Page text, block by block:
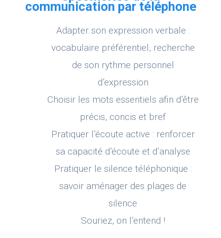
communication par téléphone
Adapter son expression verbale :
vocabulaire préférentiel, recherche
de son rythme personnel
d’expression
Choisir les mots essentiels afin d’être
précis, concis et bref
Pratiquer l’écoute active : renforcer
sa capacité d’écoute et d’analyse
Pratiquer le silence téléphonique :
savoir aménager des plages de
silence
Souriez, on l’entend !